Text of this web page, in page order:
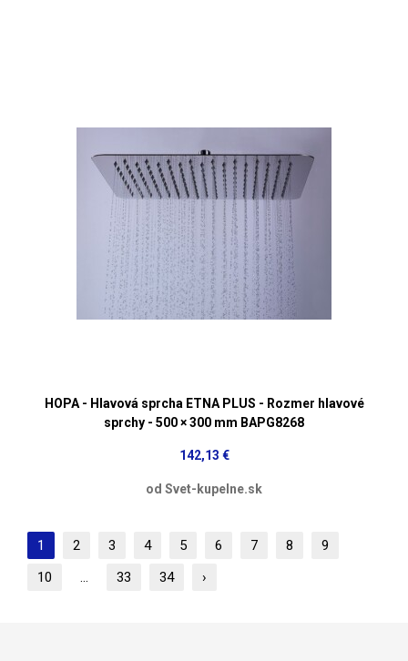
HOPA - Hlavová sprcha ETNA PLUS - Rozmer hlavové
sprchy - 500 × 300 mm BAPG8268
142,13 €
od Svet-kupelne.sk
1 2 3 4 5 6 7 8
9
10
... 33 34 ›